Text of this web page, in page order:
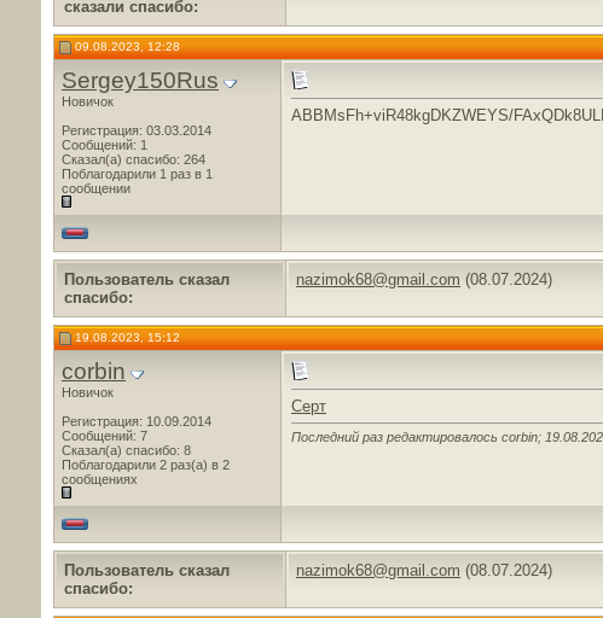
сказали cпасибо:
09.08.2023, 12:28
Sergey150Rus
Новичок
Регистрация: 03.03.2014
Сообщений: 1
Сказал(а) спасибо: 264
Поблагодарили 1 раз в 1
сообщении
ABBMsFh+viR48kgDKZWEYS/
Пользователь сказал
cпасибо:
nazimok68@gmail.com (08.07.2024)
19.08.2023, 15:12
corbin
Новичок
Регистрация: 10.09.2014
Сообщений: 7
Сказал(а) спасибо: 8
Поблагодарили 2 раз(а) в 2
сообщениях
Серт
Последний раз редактировалось corbin;
Пользователь сказал
cпасибо:
nazimok68@gmail.com (08.07.2024)